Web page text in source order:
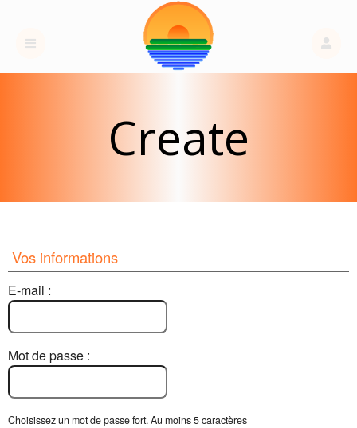
Create
Events
Vos informations
E-mail :
Mot de passe :
Choisissez un mot de passe fort. Au moins 5 caractères